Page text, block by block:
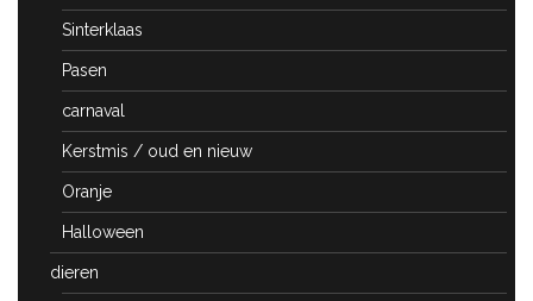
Sinterklaas
Pasen
carnaval
Kerstmis / oud en nieuw
Oranje
Halloween
dieren